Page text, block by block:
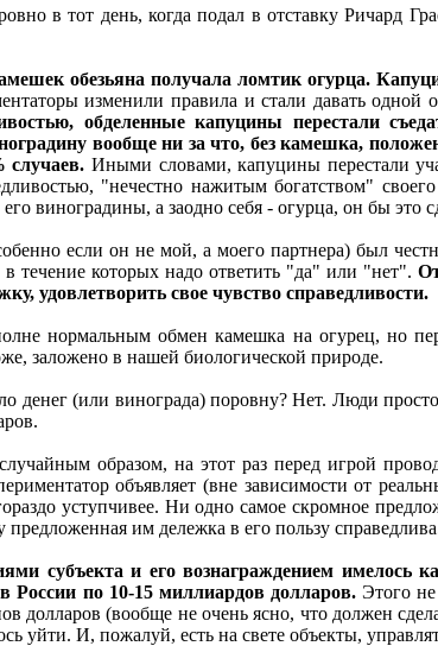
в тот день, когда подал в отставку Ричард
обезьяна получала ломтик огурца.
изменили правила и стали давать одной
обделенные капуцины перестали
вообще ни за что, без камешка,
случаев. Иными словами, капуцины перестали
"нечестно нажитым богатством"
виноградины, а заодно себя - огурца, он бы это
если он не мой, а моего партнера) был
течение которых надо ответить "да" или "нет".
удовлетворить свое чувство справедливости.
нормальным обмен камешка на огурец, но
заложено в нашей биологической природе.
(или винограда) поровну? Нет. Люди
образом, на этот раз перед игрой
объявляет (вне зависимости от
уступчивее. Ни одно самое скромное
им дележка в его пользу
субъекта и его вознаграждением имелось
России по 10-15 миллиардов долларов.Этого
(вообще не очень ясно, что должен
уйти. И, пожалуй, есть на свете объекты,